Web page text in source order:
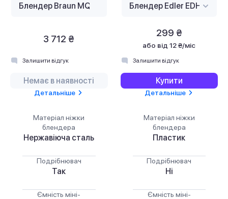
3 712 ₴
Залишити відгук
Немає в наявності
Детальніше
Матеріал ніжки
блендера
Нержавіюча сталь
Подрібнювач
Так
Ємність міні-
299 ₴
або від 12 ₴/міс
Залишити відгук
Купити
Детальніше
Матеріал ніжки
блендера
Пластик
Подрібнювач
Ні
Ємність міні-